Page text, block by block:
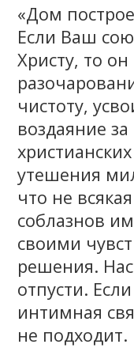
«Дом
Если Ваш
Христу, то
чистоту,
воздаяние
утешения
что не
соблазнов
своими
решения.
отпусти.
интимная
не подходит.